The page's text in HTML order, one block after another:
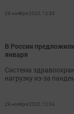
29 ноября 2020, 12:33
В России
января
Система
нагрузку из-за
29 ноября 2020, 12:04